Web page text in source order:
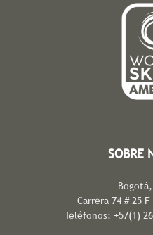
SOBRE
Carrera 74 # 25
Teléfonos: +57(1)